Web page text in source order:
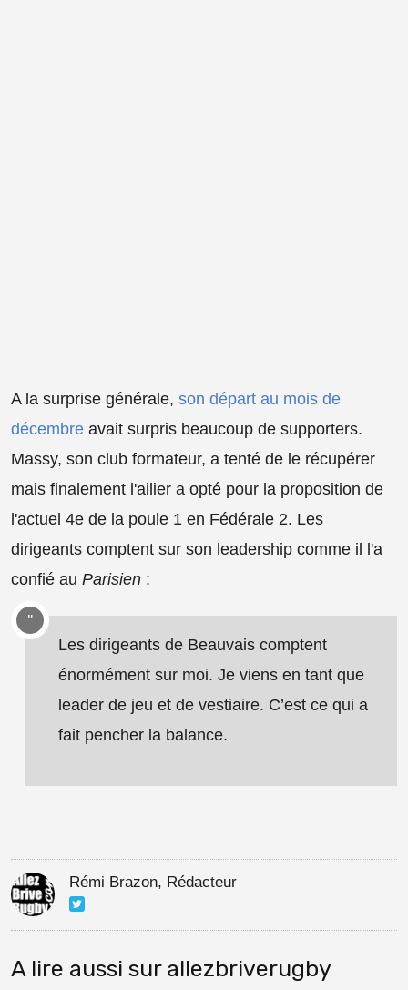
A la surprise générale, son départ au mois de
décembre avait surpris beaucoup de supporters.
Massy, son club formateur, a tenté de le récupérer
mais finalement l'ailier a opté pour la proposition de
l'actuel 4e de la poule 1 en Fédérale 2. Les
dirigeants comptent sur son leadership comme il l'a
confié au Parisien :
Les dirigeants de Beauvais comptent
énormément sur moi. Je viens en tant que
leader de jeu et de vestiaire. C’est ce qui a
fait pencher la balance.
Rémi Brazon, Rédacteur
A lire aussi sur allezbriverugby